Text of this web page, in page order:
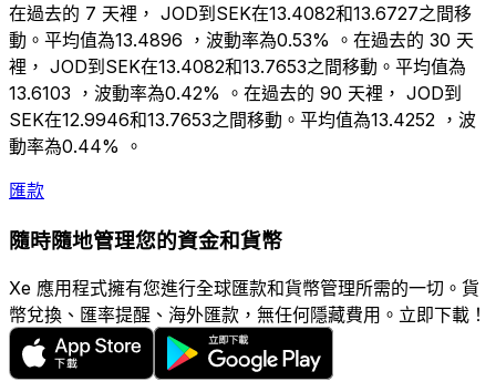
在過去的 7 天裡， JOD到SEK在13.4082和13.6727之間移
動。平均值為13.4896 ，波動率為0.53% 。在過去的 30 天
裡， JOD到SEK在13.4082和13.7653之間移動。平均值為
13.6103 ，波動率為0.42% 。在過去的 90 天裡， JOD到
SEK在12.9946和13.7653之間移動。平均值為13.4252 ，波
動率為0.44% 。
匯款
隨時隨地管理您的資金和貨幣
Xe 應用程式擁有您進行全球匯款和貨幣管理所需的一切。貨
幣兌換、匯率提醒、海外匯款，無任何隱藏費用。立即下載！